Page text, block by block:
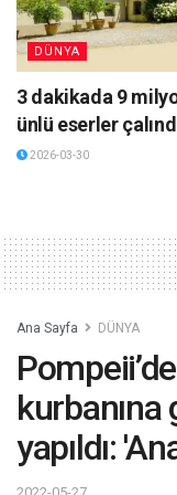
DÜNYA
3 dakikada 9
ünlü eserler
2026-03-30
Ana Sayfa DÜNYA
yapıldı: